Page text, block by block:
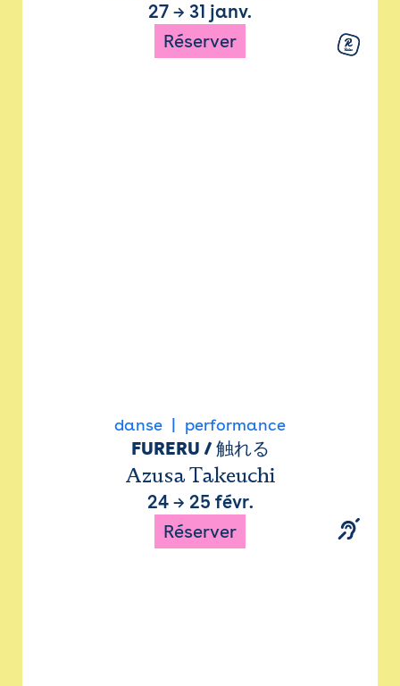
27 → 31 janv.
Réserver
danse performance
FURERU / 触れる
Azusa Takeuchi
24→ 25 févr.
Réserver